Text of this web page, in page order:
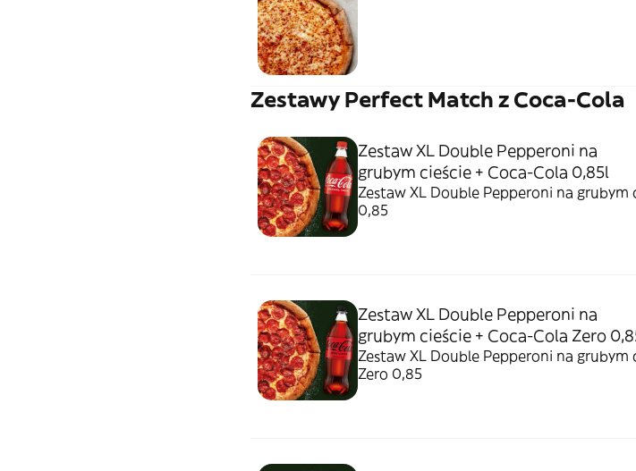
Zestawy Perfect Match z Coca-Cola
Zestaw XL Double Pepperoni na
grubym cieście + Coca-Cola 0,85l
Zestaw XL Double Pepperoni na grubym
0,85
Zestaw XL Double Pepperoni na
grubym cieście + Coca-Cola Zero
Zestaw XL Double Pepperoni na grubym
Zero 0,85